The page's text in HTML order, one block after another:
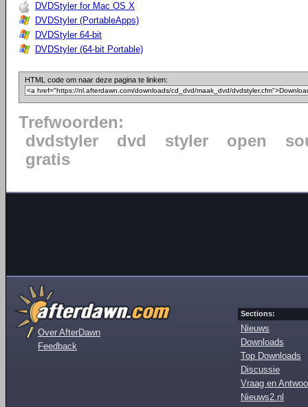
DVDStyler for Mac OS X
DVDStyler (PortableApps)
DVDStyler 64-bit
DVDStyler (64-bit Portable)
HTML code om naar deze pagina te linken:
Trefwoorden:
dvdstyler
dvd styler open
gratis
Over AfterDawn
Feedback
Sections:
Nieuws
Downloads
Top Downloads
Discussie
Vraag en
Nieuws2.nl